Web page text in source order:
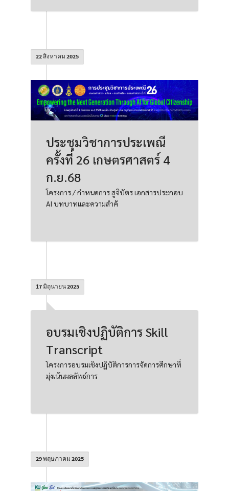
22 สิงหาคม 2025
ประชุมวิชาการประเพณี
ครั้งที่ 26 เกษตรศาสตร์ 4
ก.ย.68
โครงการ / กำหนดการ สูจิบัตร เอกสารประกอบ
AI บทบาทและความสำคั
17 มิถุนายน 2025
อบรมเชิงปฏิบัติการ Skill
Transcript
โครงการอบรมเชิงปฏิบัติการการจัดการศึกษาที่
มุ่งเน้นผลลัพธ์การ
29 พฤษภาคม 2025